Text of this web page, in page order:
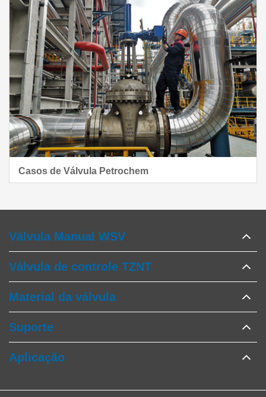
Casos de Válvula Petrochem
Válvula Manual WSV
Válvula de controle TZNT
Material da válvula
Suporte
Aplicação